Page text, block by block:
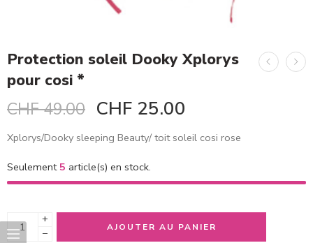
Protection soleil Dooky Xplorys
pour cosi *
CHF49.00 CHF 25.00
Xplorys/Dooky sleeping Beauty/ toit soleil cosi rose
Seulement 5 article(s) en stock.
+
−
AJOUTER AU PANIER